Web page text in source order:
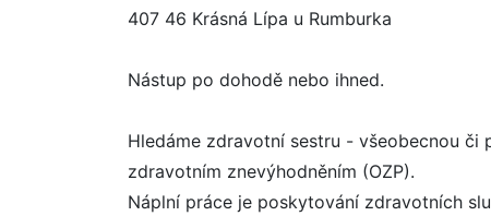
407 46 Krásná Lípa u Rumburka
Nástup po dohodě nebo ihned.
Hledáme zdravotní sestru - všeobecnou či
zdravotním znevýhodněním (OZP).
Náplní práce je poskytování zdravotních